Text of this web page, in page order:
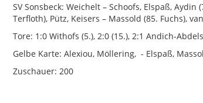
SV Sonsbeck: Weichelt – Schoofs, Elspaß,
Terfloth), Pütz, Keisers – Massold (85. Fuchs),
Tore: 1:0 Withofs (5.), 2:0 (15.), 2:1 Andich-
Gelbe Karte: Alexiou, Möllering, - Elspaß,
Zuschauer: 200